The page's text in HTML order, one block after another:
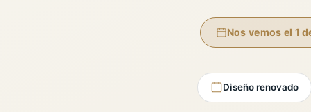
Nos vemos el 1
Diseño renovado